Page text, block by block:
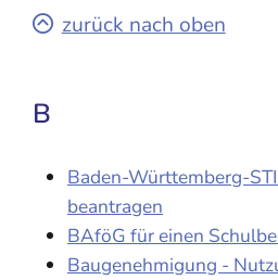
zurück nach oben
B
Baden-Württemberg-
beantragen
BAföG für einen
Baugenehmigung -